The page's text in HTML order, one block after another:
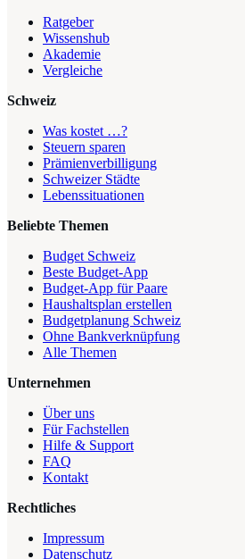
Ratgeber
Wissenshub
Akademie
Vergleiche
Schweiz
Was kostet …?
Steuern sparen
Prämienverbilligung
Schweizer Städte
Lebenssituationen
Beliebte Themen
Budget Schweiz
Beste Budget-App
Budget-App für Paare
Haushaltsplan erstellen
Budgetplanung Schweiz
Ohne Bankverknüpfung
Alle Themen
Unternehmen
Über uns
Für Fachstellen
Hilfe & Support
FAQ
Kontakt
Rechtliches
Impressum
Datenschutz